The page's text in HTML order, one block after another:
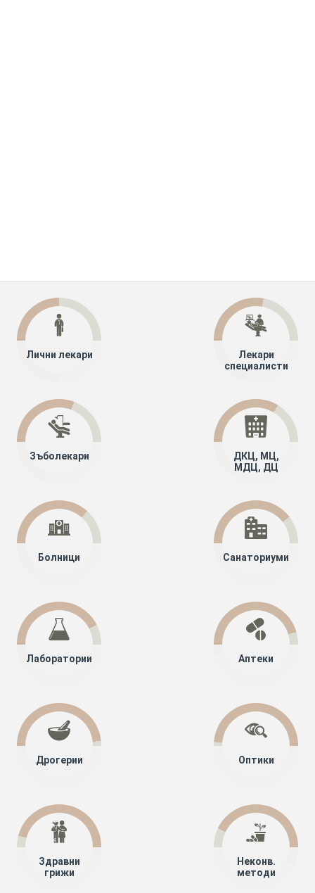
Лични лекари
Лекари
специалисти
Зъболекари
ДКЦ, МЦ,
МДЦ, ДЦ
Болници Санаториуми
Лаборатории Аптеки
Дрогерии Оптики
Здравни
грижи
Неконв.
методи